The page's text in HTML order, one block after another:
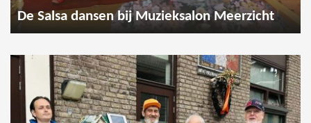
De Salsa dansen bij Muzieksalon Meerzicht